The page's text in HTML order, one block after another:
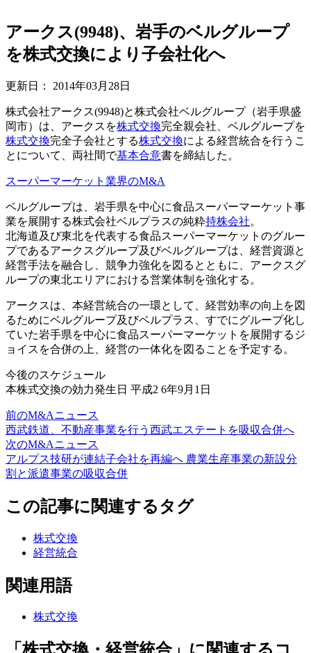
アークス(9948)、岩手のベルグループ
を株式交換により子会社化へ
更新日： 2014年03月28日
株式会社アークス(9948)と株式会社ベルグループ（岩手県盛
岡市）は、アークスを株式交換完全親会社、ベルグループを
株式交換完全子会社とする株式交換による経営統合を行うこ
とについて、両社間で基本合意書を締結した。
スーパーマーケット業界のM&A
ベルグループは、岩手県を中心に食品スーパーマーケット事
業を展開する株式会社ベルプラスの純粋持株会社。
北海道及び東北を代表する食品スーパーマーケットのグルー
プであるアークスグループ及びベルグループは、経営資源と
経営手法を融合し、競争力強化を図るとともに、アークスグ
ループの東北エリアにおける営業体制を強化する。
アークスは、本経営統合の一環として、経営効率の向上を図
るためにベルグループ及びベルプラス、すでにグループ化し
ていた岩手県を中心に食品スーパーマーケットを展開するジ
ョイスを合併の上、経営の一体化を図ることを予定する。
今後のスケジュール
本株式交換の効力発生日 平成2 6年9月1日
前のM&Aニュース
西武鉄道、不動産事業を行う西武エステートを吸収合併へ
次のM&Aニュース
アルプス技研が連結子会社を再編へ 農業生産事業の新設分
割と派遣事業の吸収合併
この記事に関連するタグ
株式交換
経営統合
関連用語
株式交換